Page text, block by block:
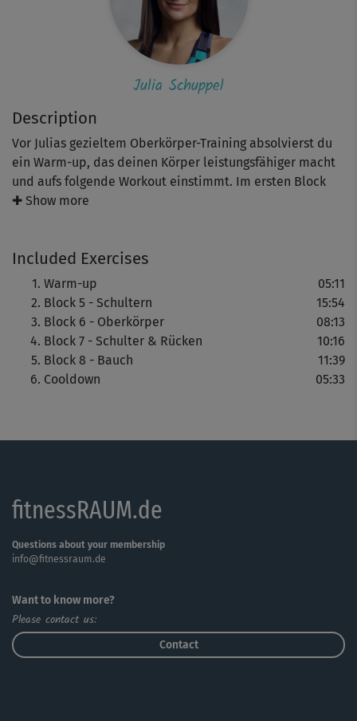
Description
Vor Julias gezieltem Oberkörper-Training absolvierst du
ein Warm-up, das deinen Körper leistungsfähiger macht
und aufs folgende Workout einstimmt. Im ersten Block
geht es um die Schulterstabilisation und den
Sandsäckchen oder Wasserflaschen füllst. Optimal sind
2-3 Kilo - bei höherem Trainingslevel gerne auch mehr. In
der zweiten Einheit tust du richtig viel für deine
Schulter-, Arm- und Brustmuskulatur mit Butterfly
Reverse und Diamond Push-ups (diesmal mit
Wasserflaschen oder Hanteln als Gewichte). Für den
dritten Part, der deine vordere Schulterpartie und den
✚ Show more
Included Exercises
Warm-up
05:11
Block 5 - Schultern
15:54
Block 6 - Oberkörper
08:13
Block 7 - Schulter & Rücken
10:16
Block 8 - Bauch
11:39
Cooldown
05:33
Julia Schuppel
fitnessRAUM.de
Questions about your membership
info@fitnessraum.de
Want to know more?
Please contact us:
Contact